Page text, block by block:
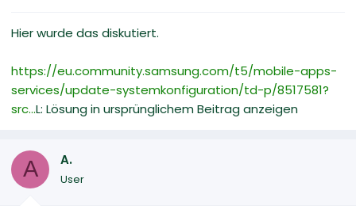
Hier wurde das diskutiert.
https://eu.community.samsung.com/t5/mobile-apps-
services/update-systemkonfiguration/td-p/8517581?
src...L: Lösung in ursprünglichem Beitrag anzeigen
A A.
User